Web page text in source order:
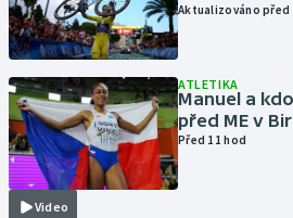
Aktualizováno před
Video
ATLETIKA
Manuel a
před ME v
Před 11 hod